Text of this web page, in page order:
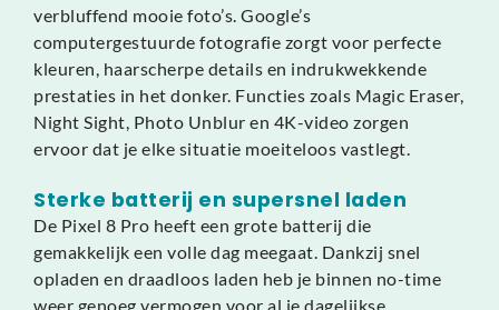
verbluffend mooie foto’s. Google’s
computergestuurde fotografie zorgt voor perfecte
kleuren, haarscherpe details en indrukwekkende
prestaties in het donker. Functies zoals Magic Eraser,
Night Sight, Photo Unblur en 4K-video zorgen
ervoor dat je elke situatie moeiteloos vastlegt.
Sterke batterij en supersnel laden
De Pixel 8 Pro heeft een grote batterij die
gemakkelijk een volle dag meegaat. Dankzij snel
opladen en draadloos laden heb je binnen no-time
weer genoeg vermogen voor al je dagelijkse